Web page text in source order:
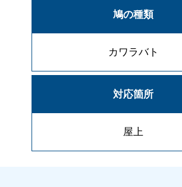
鳩の種類
カワラバト
対応箇所
屋上